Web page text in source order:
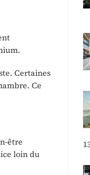
Certaines
Ce
être
loin du